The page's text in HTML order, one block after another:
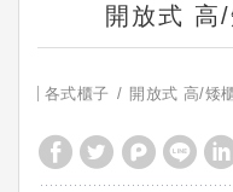
開放式 高
各式櫃子 開放式 高/矮